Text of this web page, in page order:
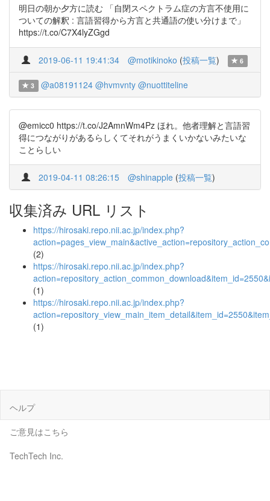
明日の朝か夕方に読む 「自閉スペクトラム症の方言不使用に
ついての解釈 : 言語習得から方言と共通語の使い分けまで」
https://t.co/C7X4lyZGgd
2019-06-11 19:41:34 @motikinoko (投稿一覧) 6
3 @a08191124 @hvmvnty @nuottiteline
@emicc0 https://t.co/J2AmnWm4Pz ほれ。他者理解と言語習
得につながりがあるらしくてそれがうまくいかないみたいな
ことらしい
2019-04-11 08:26:15 @shinapple (投稿一覧)
収集済み URL リスト
https://hirosaki.repo.nii.ac.jp/index.php?
(2)
https://hirosaki.repo.nii.ac.jp/index.php?
(1)
https://hirosaki.repo.nii.ac.jp/index.php?
(1)
ヘルプ
ご意見はこちら
TechTech Inc.